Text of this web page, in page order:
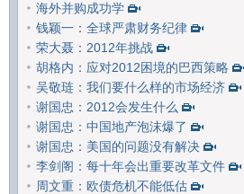
海外并购成功学
钱颖一：全球严肃财务纪律
荣大聂：2012年挑战
胡格内：应对2012困境的巴西策略
吴敬琏：我们要什么样的市场经济
谢国忠：2012会发生什么
谢国忠：中国地产泡沫爆了
谢国忠：美国的问题没有解决
李剑阁：每十年会出重要改革文件
周文重：欧债危机不能低估